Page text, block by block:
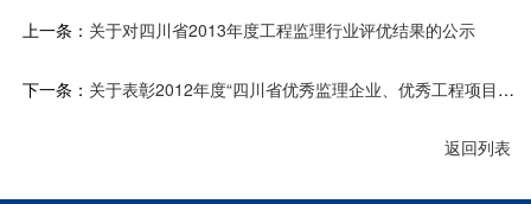
上一条： 关于对四川省2013年度工程监理行业评优结果的公示
下一条： 关于表彰2012年度“四川省优秀监理企业、优秀工程项目监理部、优秀总监理工程师、优秀监理工程师、监理分会优秀工作者和监理分会积极分子”的决定
返回列表